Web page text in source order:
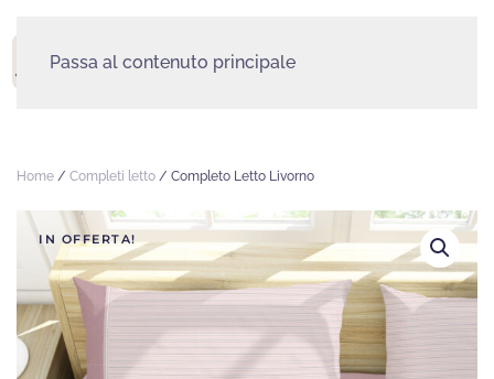
Passa al contenuto principale
Home / Completi letto / Completo Letto Livorno
IN OFFERTA!